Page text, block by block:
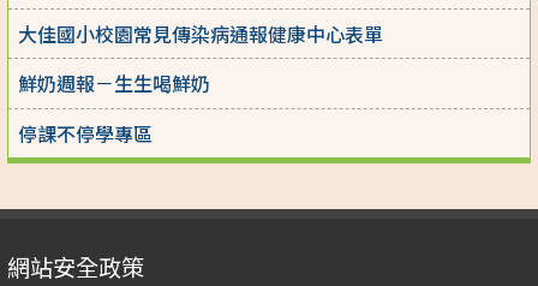
大佳國小校園常見傳染病通報健康中心表單
鮮奶週報－生生喝鮮奶
停課不停學專區
網站安全政策